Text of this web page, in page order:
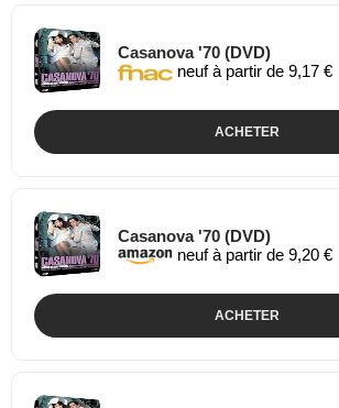
Casanova '70 (DVD)
neuf à partir de 9,17 €
ACHETER
Casanova '70 (DVD)
neuf à partir de 9,20 €
ACHETER